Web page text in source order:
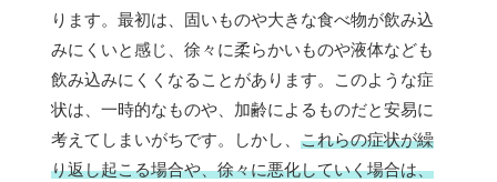
ります。最初は、固いものや大きな食べ物が飲み込
みにくいと感じ、徐々に柔らかいものや液体なども
飲み込みにくくなることがあります。このような症
状は、一時的なものや、加齢によるものだと安易に
考えてしまいがちです。しかし、 これらの症状が繰
り返し起こる場合や、徐々に悪化していく場合は、